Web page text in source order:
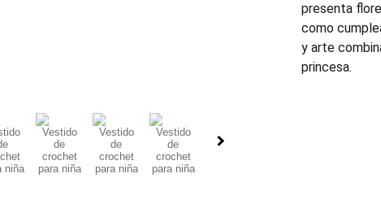
presenta
como
y arte
princesa.